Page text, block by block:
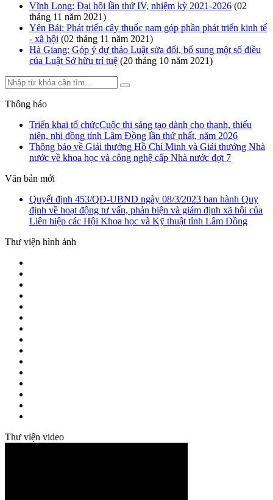
Vĩnh Long: Đại hội lần thứ IV, nhiệm kỳ 2021-2026 (02
tháng 11 năm 2021)
Yên Bái: Phát triển cây thuốc nam góp phần phát triển kinh tế
- xã hội (02 tháng 11 năm 2021)
Hà Giang: Góp ý dự thảo Luật sửa đổi, bổ sung một số điều
của Luật Sở hữu trí tuệ (20 tháng 10 năm 2021)
Thông báo
Triển khai tổ chứcCuộc thi sáng tạo dành cho thanh, thiếu
niên, nhi đồng tỉnh Lâm Đồng lần thứ nhất, năm 2026
Thông báo về Giải thưởng Hồ Chí Minh và Giải thưởng Nhà
nước về khoa học và công nghệ cấp Nhà nước đợt 7
Văn bản mới
Quyết định 453/QĐ-UBND ngày 08/3/2023 ban hành Quy
định về hoạt động tư vấn, phản biện và giám định xã hội của
Liên hiệp các Hội Khoa học và Kỹ thuật tỉnh Lâm Đồng
Thư viện hình ảnh
Thư viện video